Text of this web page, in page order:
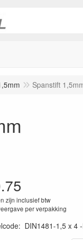
Spanstift
zijn inclusief btw
per verpakking
: DIN1481-1,5 x 4